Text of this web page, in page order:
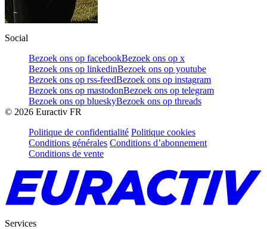
Social
Bezoek ons op facebookBezoek ons op x
Bezoek ons op linkedinBezoek ons op youtube
Bezoek ons op rss-feedBezoek ons op instagram
Bezoek ons op mastodonBezoek ons op telegram
Bezoek ons op blueskyBezoek ons op threads
© 2026 Euractiv FR
Politique de confidentialité Politique cookies
Conditions générales Conditions d’abonnement
Conditions de vente
Services